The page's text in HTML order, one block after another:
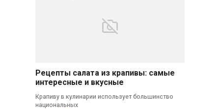
Рецепты салата из крапивы: самые
интересные и вкусные
Крапиву в кулинарии использует большинство
национальных